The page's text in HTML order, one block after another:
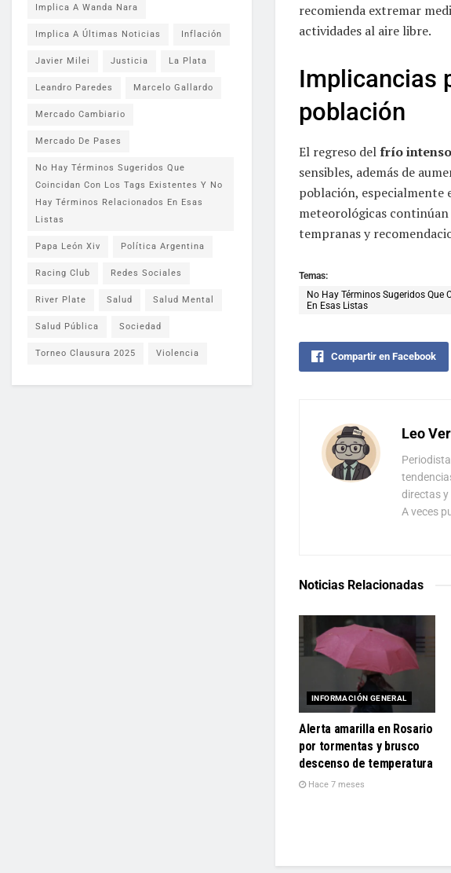
recomienda extremar
actividades al aire libre.
Implicancias
población
El regreso delfrío intenso
sensibles, además de
población, especialmente
meteorológicas
tempranas y
Temas:
No Hay Términos Sugeridos Que
En Esas Listas
Compartir en Facebook
Leo
directas y
A veces
Noticias Relacionadas
INFORMACIÓN GENERAL
Alerta amarilla en Rosario
por tormentas y brusco
descenso de temperatura
Hace 7 meses
Implica A Wanda Nara
Implica A Últimas Noticias Inflación
Javier Milei Justicia La Plata
Leandro Paredes Marcelo Gallardo
Mercado Cambiario
Mercado De Pases
No Hay Términos Sugeridos Que
Coincidan Con Los Tags Existentes Y No
Hay Términos Relacionados En Esas
Listas
Papa León Xiv Política Argentina
Racing Club Redes Sociales
River Plate Salud Salud Mental
Salud Pública Sociedad
Torneo Clausura 2025 Violencia